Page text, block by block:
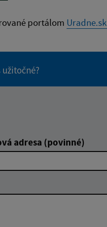
portálom Uradne.sk
adresa (povinné)